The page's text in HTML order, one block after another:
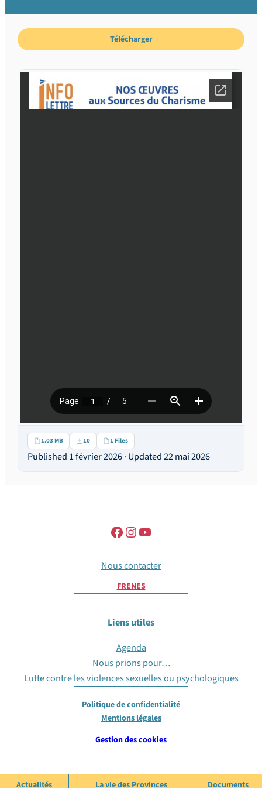
Actualités La vie des Provinces Documents
Télécharger
1.03 MB 10 1 Files
Published 1 février 2026 · Updated 22 mai 2026
Nous contacter
FRENES
Liens utiles
Agenda
Nous prions pour…
Lutte contre les violences sexuelles ou psychologiques
Politique de confidentialité
Mentions légales
Gestion des cookies